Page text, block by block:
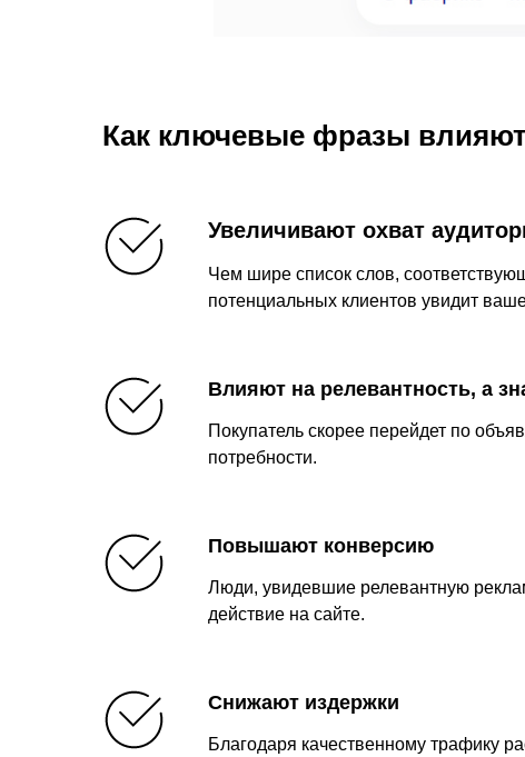
Как ключевые фразы
Увеличивают охват
Чем шире список слов,
потенциальных клиентов увидит
Влияют на релевантность, а
Покупатель скорее перейдет по
потребности.
Повышают конверсию
Люди, увидевшие релевантную
действие на сайте.
Снижают издержки
Благодаря качественному трафику